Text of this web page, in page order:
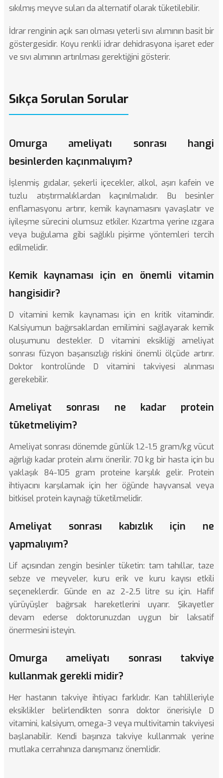
sıkılmış meyve suları da alternatif olarak tüketilebilir.
İdrar renginin açık sarı olması yeterli sıvı alımının basit bir
göstergesidir. Koyu renkli idrar dehidrasyona işaret eder
ve sıvı alımının artırılması gerektiğini gösterir.
Sıkça Sorulan Sorular
Omurga ameliyatı sonrası hangi
besinlerden kaçınmalıyım?
İşlenmiş gıdalar, şekerli içecekler, alkol, aşırı kafein ve
tuzlu atıştırmalıklardan kaçınılmalıdır. Bu besinler
enflamasyonu artırır, kemik kaynamasını yavaşlatır ve
iyileşme sürecini olumsuz etkiler. Kızartma yerine ızgara
veya buğulama gibi sağlıklı pişirme yöntemleri tercih
edilmelidir.
Kemik kaynaması için en önemli vitamin
hangisidir?
D vitamini kemik kaynaması için en kritik vitamindir.
Kalsiyumun bağırsaklardan emilimini sağlayarak kemik
oluşumunu destekler. D vitamini eksikliği ameliyat
sonrası füzyon başarısızlığı riskini önemli ölçüde artırır.
Doktor kontrolünde D vitamini takviyesi alınması
gerekebilir.
Ameliyat sonrası ne kadar protein
tüketmeliyim?
Ameliyat sonrası dönemde günlük 1.2-1.5 gram/kg vücut
ağırlığı kadar protein alımı önerilir. 70 kg bir hasta için bu
yaklaşık 84-105 gram proteine karşılık gelir. Protein
ihtiyacını karşılamak için her öğünde hayvansal veya
bitkisel protein kaynağı tüketilmelidir.
Ameliyat sonrası kabızlık için ne
yapmalıyım?
Lif açısından zengin besinler tüketin: tam tahıllar, taze
sebze ve meyveler, kuru erik ve kuru kayısı etkili
seçeneklerdir. Günde en az 2-2.5 litre su için. Hafif
yürüyüşler bağırsak hareketlerini uyarır. Şikayetler
devam ederse doktorunuzdan uygun bir laksatif
önermesini isteyin.
Omurga ameliyatı sonrası takviye
kullanmak gerekli midir?
Her hastanın takviye ihtiyacı farklıdır. Kan tahlilleriyle
eksiklikler belirlendikten sonra doktor önerisiyle D
vitamini, kalsiyum, omega-3 veya multivitamin takviyesi
başlanabilir. Kendi başınıza takviye kullanmak yerine
mutlaka cerrahınıza danışmanız önemlidir.